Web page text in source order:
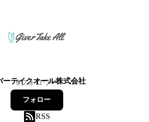
ーテイクオール株式会社
9フォロワー
フォロー
RSS